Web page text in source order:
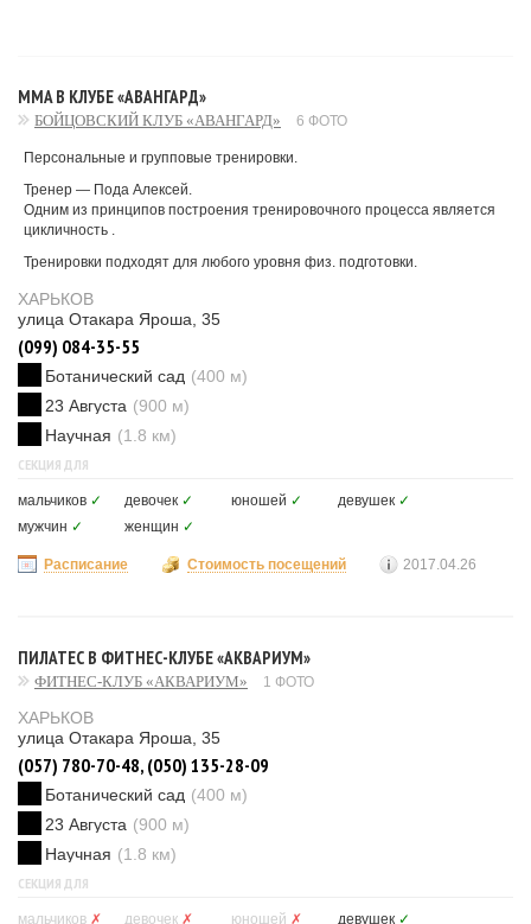
MMA В КЛУБЕ «АВАНГАРД»
БОЙЦОВСКИЙ КЛУБ «АВАНГАРД» 6 ФОТО
Персональные и групповые тренировки.
Тренер — Пода Алексей.
Одним из принципов построения тренировочного процесса является
цикличность .
Тренировки подходят для любого уровня физ. подготовки.
ХАРЬКОВ
улица Отакара Яроша, 35
(099) 084-35-55
Ботанический сад (400 м)
23 Августа (900 м)
Научная (1.8 км)
СЕКЦИЯ ДЛЯ
мальчиков ✓ девочек ✓ юношей ✓ девушек ✓
мужчин ✓ женщин ✓
Расписание Стоимость посещений 2017.04.26
ПИЛАТЕС В ФИТНЕС-КЛУБЕ «АКВАРИУМ»
ФИТНЕС-КЛУБ «АКВАРИУМ» 1 ФОТО
ХАРЬКОВ
улица Отакара Яроша, 35
(057) 780-70-48, (050) 135-28-09
Ботанический сад (400 м)
23 Августа (900 м)
Научная (1.8 км)
СЕКЦИЯ ДЛЯ
мальчиков ✗ девочек ✗ юношей ✗ девушек ✓